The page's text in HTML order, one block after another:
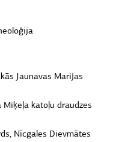
Jaunavas Marijas
Miķeļa katoļu draudzes
Nīcgales Dievmātes